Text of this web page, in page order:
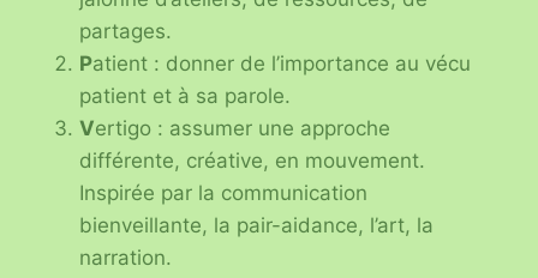
partages.
Patient : donner de l’importance au vécu
patient et à sa parole.
Vertigo : assumer une approche
différente, créative, en mouvement.
Inspirée par la communication
bienveillante, la pair-aidance, l’art, la
narration.